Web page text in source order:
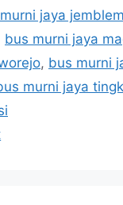
jaya jemblem
bus murni jaya
, bus murni
murni jaya